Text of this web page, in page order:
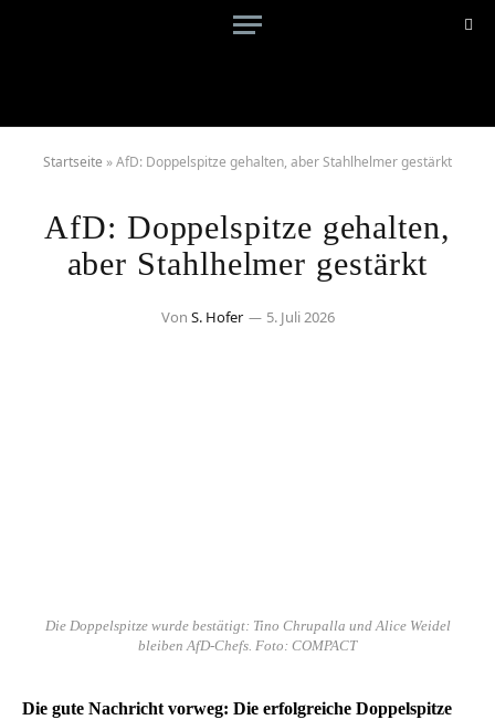
Startseite »AfD: Doppelspitze gehalten, aber Stahlhelmer gestärkt
AfD: Doppelspitze gehalten,
aber Stahlhelmer gestärkt
Von S. Hofer 5. Juli 2026
Die Doppelspitze wurde bestätigt: Tino Chrupalla und Alice Weidel
bleiben AfD-Chefs. Foto: COMPACT
Die gute Nachricht vorweg: Die erfolgreiche Doppelspitze